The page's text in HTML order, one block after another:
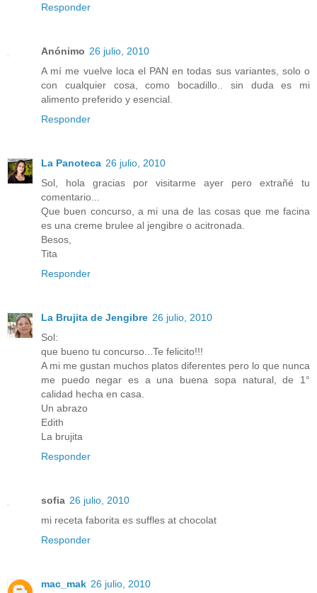
Responder
Anónimo 26 julio, 2010
A mí me vuelve loca el PAN en todas sus variantes, solo o
con cualquier cosa, como bocadillo.. sin duda es mi
alimento preferido y esencial.
Responder
La Panoteca 26 julio, 2010
Sol, hola gracias por visitarme ayer pero extrañé tu
comentario...
Que buen concurso, a mi una de las cosas que me facina
es una creme brulee al jengibre o acitronada.
Besos,
Tita
Responder
La Brujita de Jengibre 26 julio, 2010
Sol:
que bueno tu concurso...Te felicito!!!
A mi me gustan muchos platos diferentes pero lo que nunca
me puedo negar es a una buena sopa natural, de 1°
calidad hecha en casa.
Un abrazo
Edith
La brujita
Responder
sofia 26 julio, 2010
mi receta faborita es suffles at chocolat
Responder
mac_mak 26 julio, 2010